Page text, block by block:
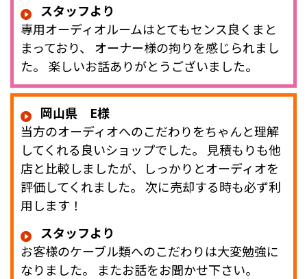
スタッフより
専用オーディオルームはとてもセンス良くまと
まっており、 オーナー様の拘りを感じられまし
た。 楽しいお話ありがとうございました。
岡山県 E様
当方のオーディオへのこだわりをちゃんと理解
してくれる良いショップでした。 見積もりも他
店と比較しましたが、しっかりとオーディオを
評価してくれました。 次に売却する時も必ず利
用します！
スタッフより
お客様のケーブル類へのこだわりは大変勉強に
なりました。 またお話をお聞かせ下さい。